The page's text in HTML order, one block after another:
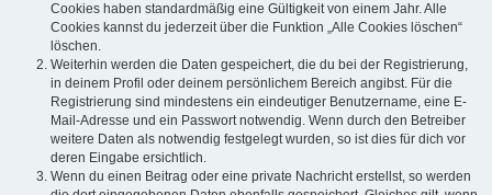
Cookies haben standardmäßig eine Gültigkeit von einem Jahr. Alle
Cookies kannst du jederzeit über die Funktion „Alle Cookies löschen“
löschen.
Weiterhin werden die Daten gespeichert, die du bei der Registrierung,
in deinem Profil oder deinem persönlichem Bereich angibst. Für die
Registrierung sind mindestens ein eindeutiger Benutzername, eine E-
Mail-Adresse und ein Passwort notwendig. Wenn durch den Betreiber
weitere Daten als notwendig festgelegt wurden, so ist dies für dich vor
deren Eingabe ersichtlich.
Wenn du einen Beitrag oder eine private Nachricht erstellst, so werden